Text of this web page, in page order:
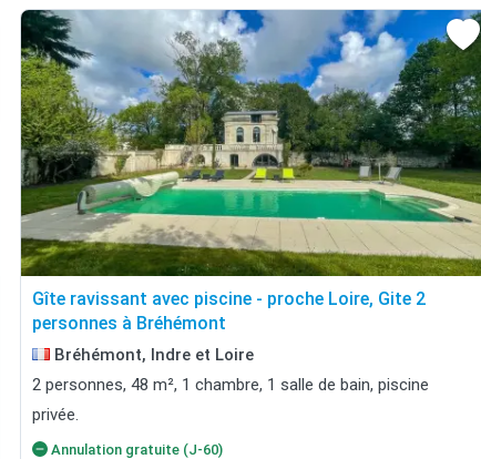
Gîte ravissant avec piscine - proche Loire, Gite 2
personnes à Bréhémont
Bréhémont, Indre et Loire
2 personnes, 48 m², 1 chambre, 1 salle de bain, piscine
privée.
Annulation gratuite (J-60)